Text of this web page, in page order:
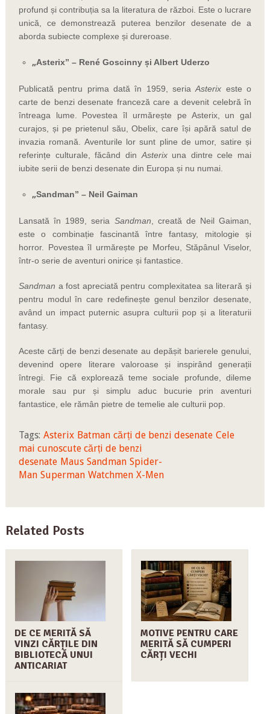
profund și contribuția sa la literatura de război. Este o lucrare
unică, ce demonstrează puterea benzilor desenate de a
aborda subiecte complexe și dureroase.
„Asterix” – René Goscinny și Albert Uderzo
Publicată pentru prima dată în 1959, seriaAsterix este o
carte de benzi desenate franceză care a devenit celebră în
întreaga lume. Povestea îl urmărește pe Asterix, un gal
curajos, și pe prietenul său, Obelix, care își apără satul de
invazia romană. Aventurile lor sunt pline de umor, satire și
referințe culturale, făcând din Asterixuna dintre cele mai
iubite serii de benzi desenate din Europa și nu numai.
„Sandman” – Neil Gaiman
Lansată în 1989, seria Sandman , creată de Neil Gaiman,
este o combinație fascinantă între fantasy, mitologie și
horror. Povestea îl urmărește pe Morfeu, Stăpânul Viselor,
într-o serie de aventuri onirice și fantastice.
Sandman a fost apreciată pentru complexitatea sa literară și
pentru modul în care redefinește genul benzilor desenate,
având un impact puternic asupra culturii pop și a literaturii
fantasy.
Aceste cărți de benzi desenate au depășit barierele genului,
devenind opere literare valoroase și inspirând generații
întregi. Fie că explorează teme sociale profunde, dileme
morale sau pur și simplu aduc bucurie prin aventuri
fantastice, ele rămân pietre de temelie ale culturii pop.
Tags: Asterix Batman cărți de benzi desenate Cele
mai cunoscute cărți de benzi
desenate Maus Sandman Spider-
Man Superman Watchmen X-Men
Related Posts
DE CE MERITĂ SĂ
VINZI CĂRȚILE DIN
BIBLIOTECĂ UNUI
ANTICARIAT
MOTIVE PENTRU CARE
MERITĂ SĂ CUMPERI
CĂRȚI VECHI